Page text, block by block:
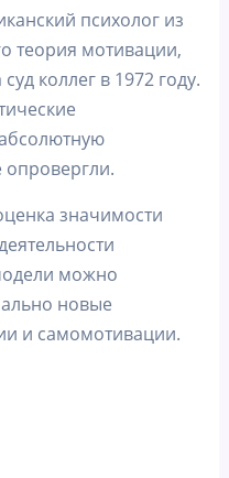
психолог из
теория мотивации,
коллег в 1972 году.
опровергли.
значимости
можно
новые
и самомотивации.